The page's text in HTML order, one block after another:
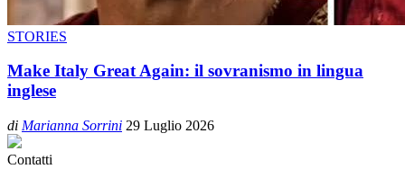
STORIES
Make Italy Great Again: il sovranismo in lingua
inglese
di Marianna Sorrini 29 Luglio 2026
Contatti